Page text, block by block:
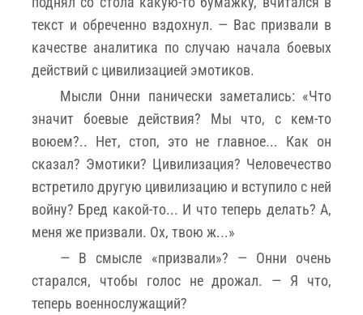
текст и обреченно вздохнул. — Вас призвали в
качестве аналитика по случаю начала боевых
действий с цивилизацией эмотиков.
Мысли Онни панически заметались: «Что
значит боевые действия? Мы что, с кем-то
воюем?.. Нет, стоп, это не главное... Как он
сказал? Эмотики? Цивилизация? Человечество
встретило другую цивилизацию и вступило с ней
войну? Бред какой-то... И что теперь делать? А,
меня же призвали. Ох, твою ж...»
— В смысле «призвали»? — Онни очень
старался, чтобы голос не дрожал. — Я что,
теперь военнослужащий?